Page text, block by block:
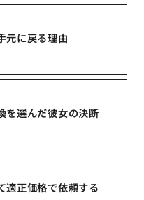
元に戻る理由
を選んだ彼女の決断
適正価格で依頼する